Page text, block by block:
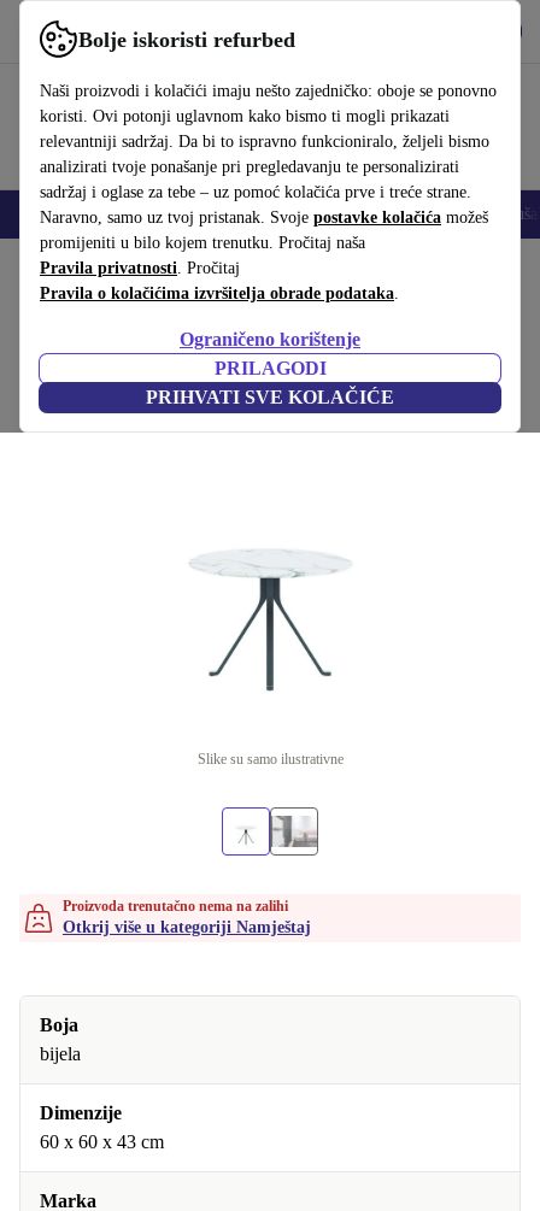
Bolje iskoristi refurbed
Naši proizvodi i kolačići imaju nešto zajedničko: oboje se ponovno
koristi. Ovi potonji uglavnom kako bismo ti mogli prikazati
relevantniji sadržaj. Da bi to ispravno funkcioniralo, željeli bismo
analizirati tvoje ponašanje pri pregledavanju te personalizirati
sadržaj i oglase za tebe – uz pomoć kolačića prve i treće strane.
Naravno, samo uz tvoj pristanak. Svoje postavke kolačića možeš
promijeniti u bilo kojem trenutku. Pročitaj naša
Pravila privatnosti. Pročitaj
Pravila o kolačićima izvršitelja obrade podataka.
Ograničeno korištenje
PRILAGODI
PRIHVATI SVE KOLAČIĆE
Koristi refurbed brzo i jednostavno
Mobiteli Prijenosna računala Tableti Pametni satovi Dodaci
Početna stranica Proizvodi Kućanstvo
Blink pristavni stol Ø60cm
Bijela
(Prikupljanje recenzija)
Slike su samo ilustrativne
Proizvoda trenutačno nema na zalihi
Otkrij više u kategoriji Namještaj
Boja
bijela
Dimenzije
60 x 60 x 43 cm
Marka